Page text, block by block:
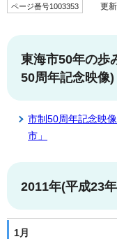
ページ番号1003353 更新
東海市50年の歩
50周年記念映像)
市制50周年記念映
市」
2011年(平成23
1月